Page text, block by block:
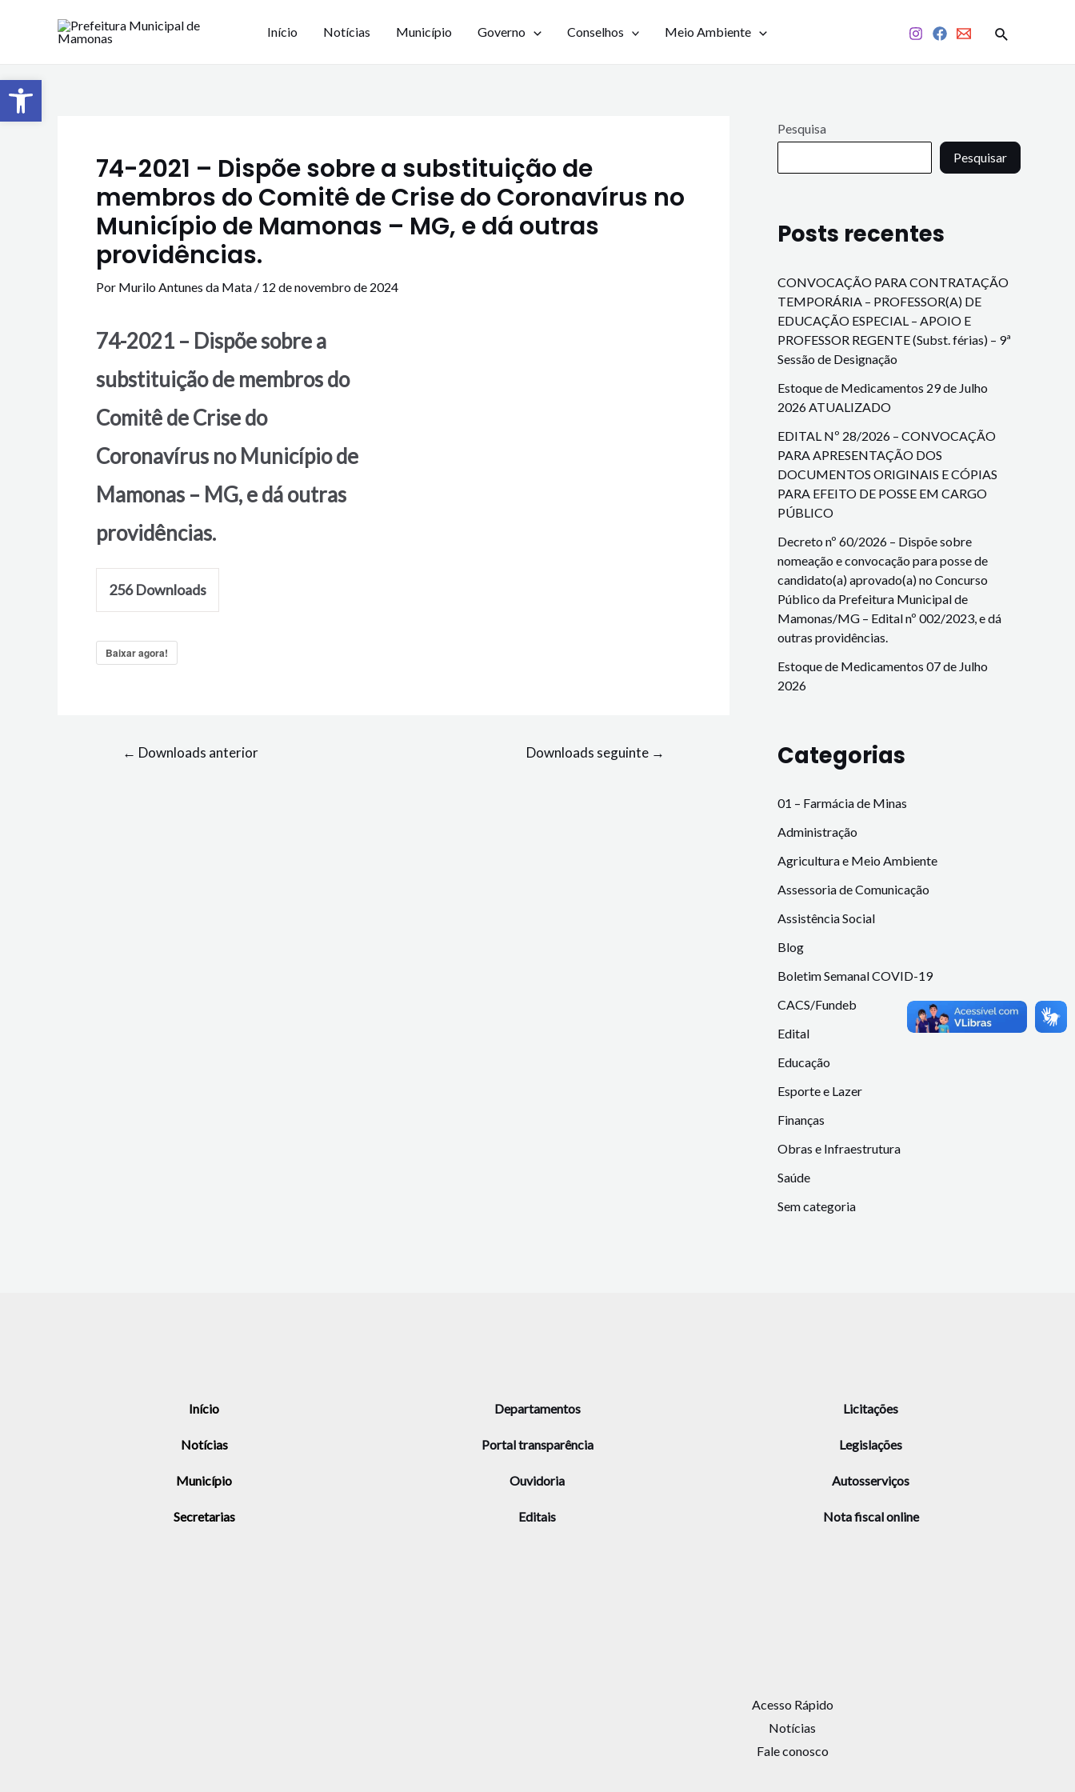
Início Notícias Município Governo Conselhos Meio Ambiente
74-2021 – Dispõe sobre a substituição de
membros do Comitê de Crise do Coronavírus no
Município de Mamonas – MG, e dá outras
providências.
Por Murilo Antunes da Mata / 12 de novembro de 2024
74-2021 – Dispõe sobre a
substituição de membros do
Comitê de Crise do
Coronavírus no Município de
Mamonas – MG, e dá outras
providências.
256Downloads
Baixar agora!
← Downloads anterior Downloads seguinte →
Pesquisa
Pesquisar
Posts recentes
CONVOCAÇÃO PARA CONTRATAÇÃO
TEMPORÁRIA – PROFESSOR(A) DE
EDUCAÇÃO ESPECIAL – APOIO E
PROFESSOR REGENTE (Subst. férias) – 9ª
Sessão de Designação
Estoque de Medicamentos 29 de Julho
2026 ATUALIZADO
EDITAL Nº 28/2026 – CONVOCAÇÃO
PARA APRESENTAÇÃO DOS
DOCUMENTOS ORIGINAIS E CÓPIAS
PARA EFEITO DE POSSE EM CARGO
PÚBLICO
Decreto nº 60/2026 – Dispõe sobre
nomeação e convocação para posse de
candidato(a) aprovado(a) no Concurso
Público da Prefeitura Municipal de
Mamonas/MG – Edital nº 002/2023, e dá
outras providências.
Estoque de Medicamentos 07 de Julho
2026
Categorias
01 – Farmácia de Minas
Administração
Agricultura e Meio Ambiente
Assessoria de Comunicação
Assistência Social
Blog
Boletim Semanal COVID-19
CACS/Fundeb
Edital
Educação
Esporte e Lazer
Finanças
Obras e Infraestrutura
Saúde
Sem categoria
Início
Notícias
Município
Secretarias
Departamentos
Portal transparência
Ouvidoria
Editais
Licitações
Legislações
Autosserviços
Nota fiscal online
Acesso Rápido
Notícias
Fale conosco
Barra de Ferramentas Aberta